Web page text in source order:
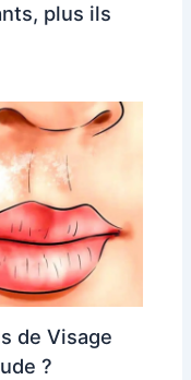
plus ils
de Visage
?